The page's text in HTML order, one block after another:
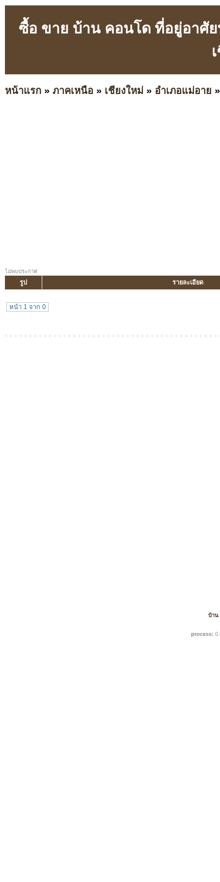
ซื้อ ขาย บ้าน คอนโด ที่อยู่อาศั
หน้าแรก » ภาคเหนือ » เชียงใหม่ » อำเภอแม่อาย
ไม่พบประกาศ
รูป รายละเอียด
หน้า 1 จาก 0
บ้าน
process: